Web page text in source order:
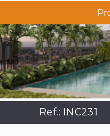
Ref.: INC231